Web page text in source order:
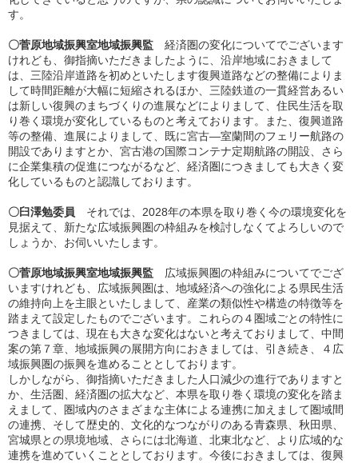
す。
〇菅原地域振興室地域振興監 経済圏の変化についてでございます
けれども、御指摘いただきましたように、沿岸地域におきまして
は、三陸沿岸道路を初めといたします復興道路などの整備によりま
して時間距離が大幅に短縮されるほか、三陸鉄道の一貫経営あるい
は新しい復興のまちづくりの進展などによりまして、住民生活を取
り巻く環境が変化しているものと考えております。また、復興道路
等の整備、進展によりまして、既に宮古―室蘭間のフェリー航路の
開設でありますとか、宮古港の国際コンテナ定期航路の開設、さら
に企業集積の促進につながるなど、経済圏につきましても大きく変
化しているものと認識しております。
〇臼澤勉委員 それでは、2028年の本県を取り巻く今の環境変化を
見据えて、新たな広域振興圏の枠組みを検討しなくてよろしいので
しょうか、お伺いいたします。
〇菅原地域振興室地域振興監 広域振興圏の枠組みについてでござ
いますけれども、広域振興圏は、地域経済への強化による県民生活
の維持向上を主眼といたしまして、産業の類似性や構造の特徴等を
踏まえて設定したものでございます。これらの４圏域ごとの特性に
つきましては、現在も大きな変化はないと考えておりまして、中間
案の第７章、地域振興の展開方向におきましては、引き続き、４広
域振興圏の振興を進めることとしております。
しかしながら、御指摘いただきました人口減少の進行でありますと
か、生活圏、経済圏の拡大など、本県を取り巻く環境の変化を踏ま
えまして、圏域内のさまざまな主体による連携に加えまして圏域間
の連携、そして歴史的、文化的なつながりのある青森県、秋田県、
宮城県との県境地域、さらには北海道、北東北など、より広域的な
連携を進めていくこととしております。今後におきましては、復興